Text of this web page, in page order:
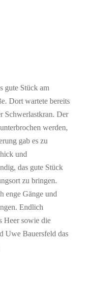
gute Stück am
Dort wartete bereits
Schwerlastkran. Der
werden,
gab es zu
und
das gute Stück
zu bringen.
enge Gänge und
Endlich
Heer sowie die
Uwe Bauersfeld das